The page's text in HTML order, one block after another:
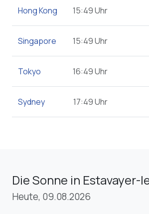
Hong Kong 15:49 Uhr
Singapore 15:49 Uhr
Tokyo 16:49 Uhr
Sydney 17:49 Uhr
Die Sonne in Estavayer-
Heute, 09.08.2026